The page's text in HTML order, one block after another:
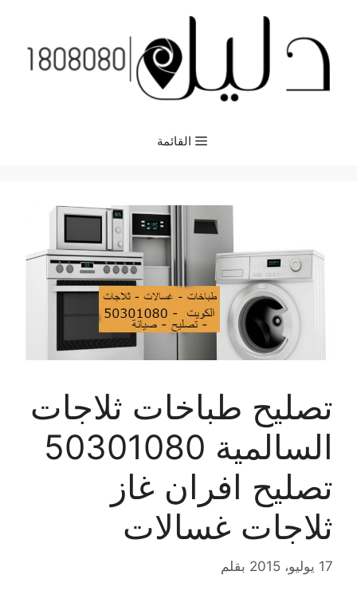
المحتوى
القائمة
تصليح طباخات ثلاجات
السالمية 50301080
تصليح افران غاز
ثلاجات غسالات
17 يوليو، 2015 بقلم